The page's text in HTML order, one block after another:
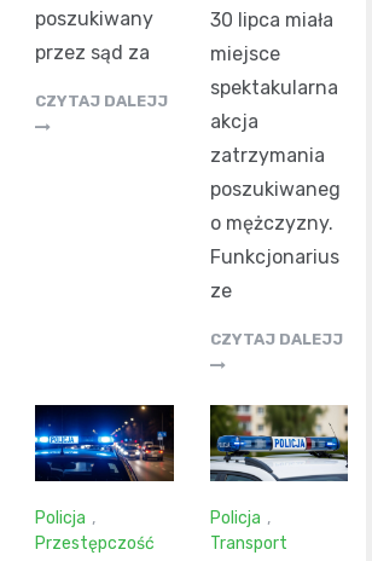
poszukiwany
przez sąd za
CZYTAJ DALEJJ
30 lipca miała
miejsce
spektakularna
akcja
zatrzymania
poszukiwaneg
o mężczyzny.
Funkcjonarius
ze
CZYTAJ DALEJJ
Policja ,
Przestępczość
Policja ,
Transport